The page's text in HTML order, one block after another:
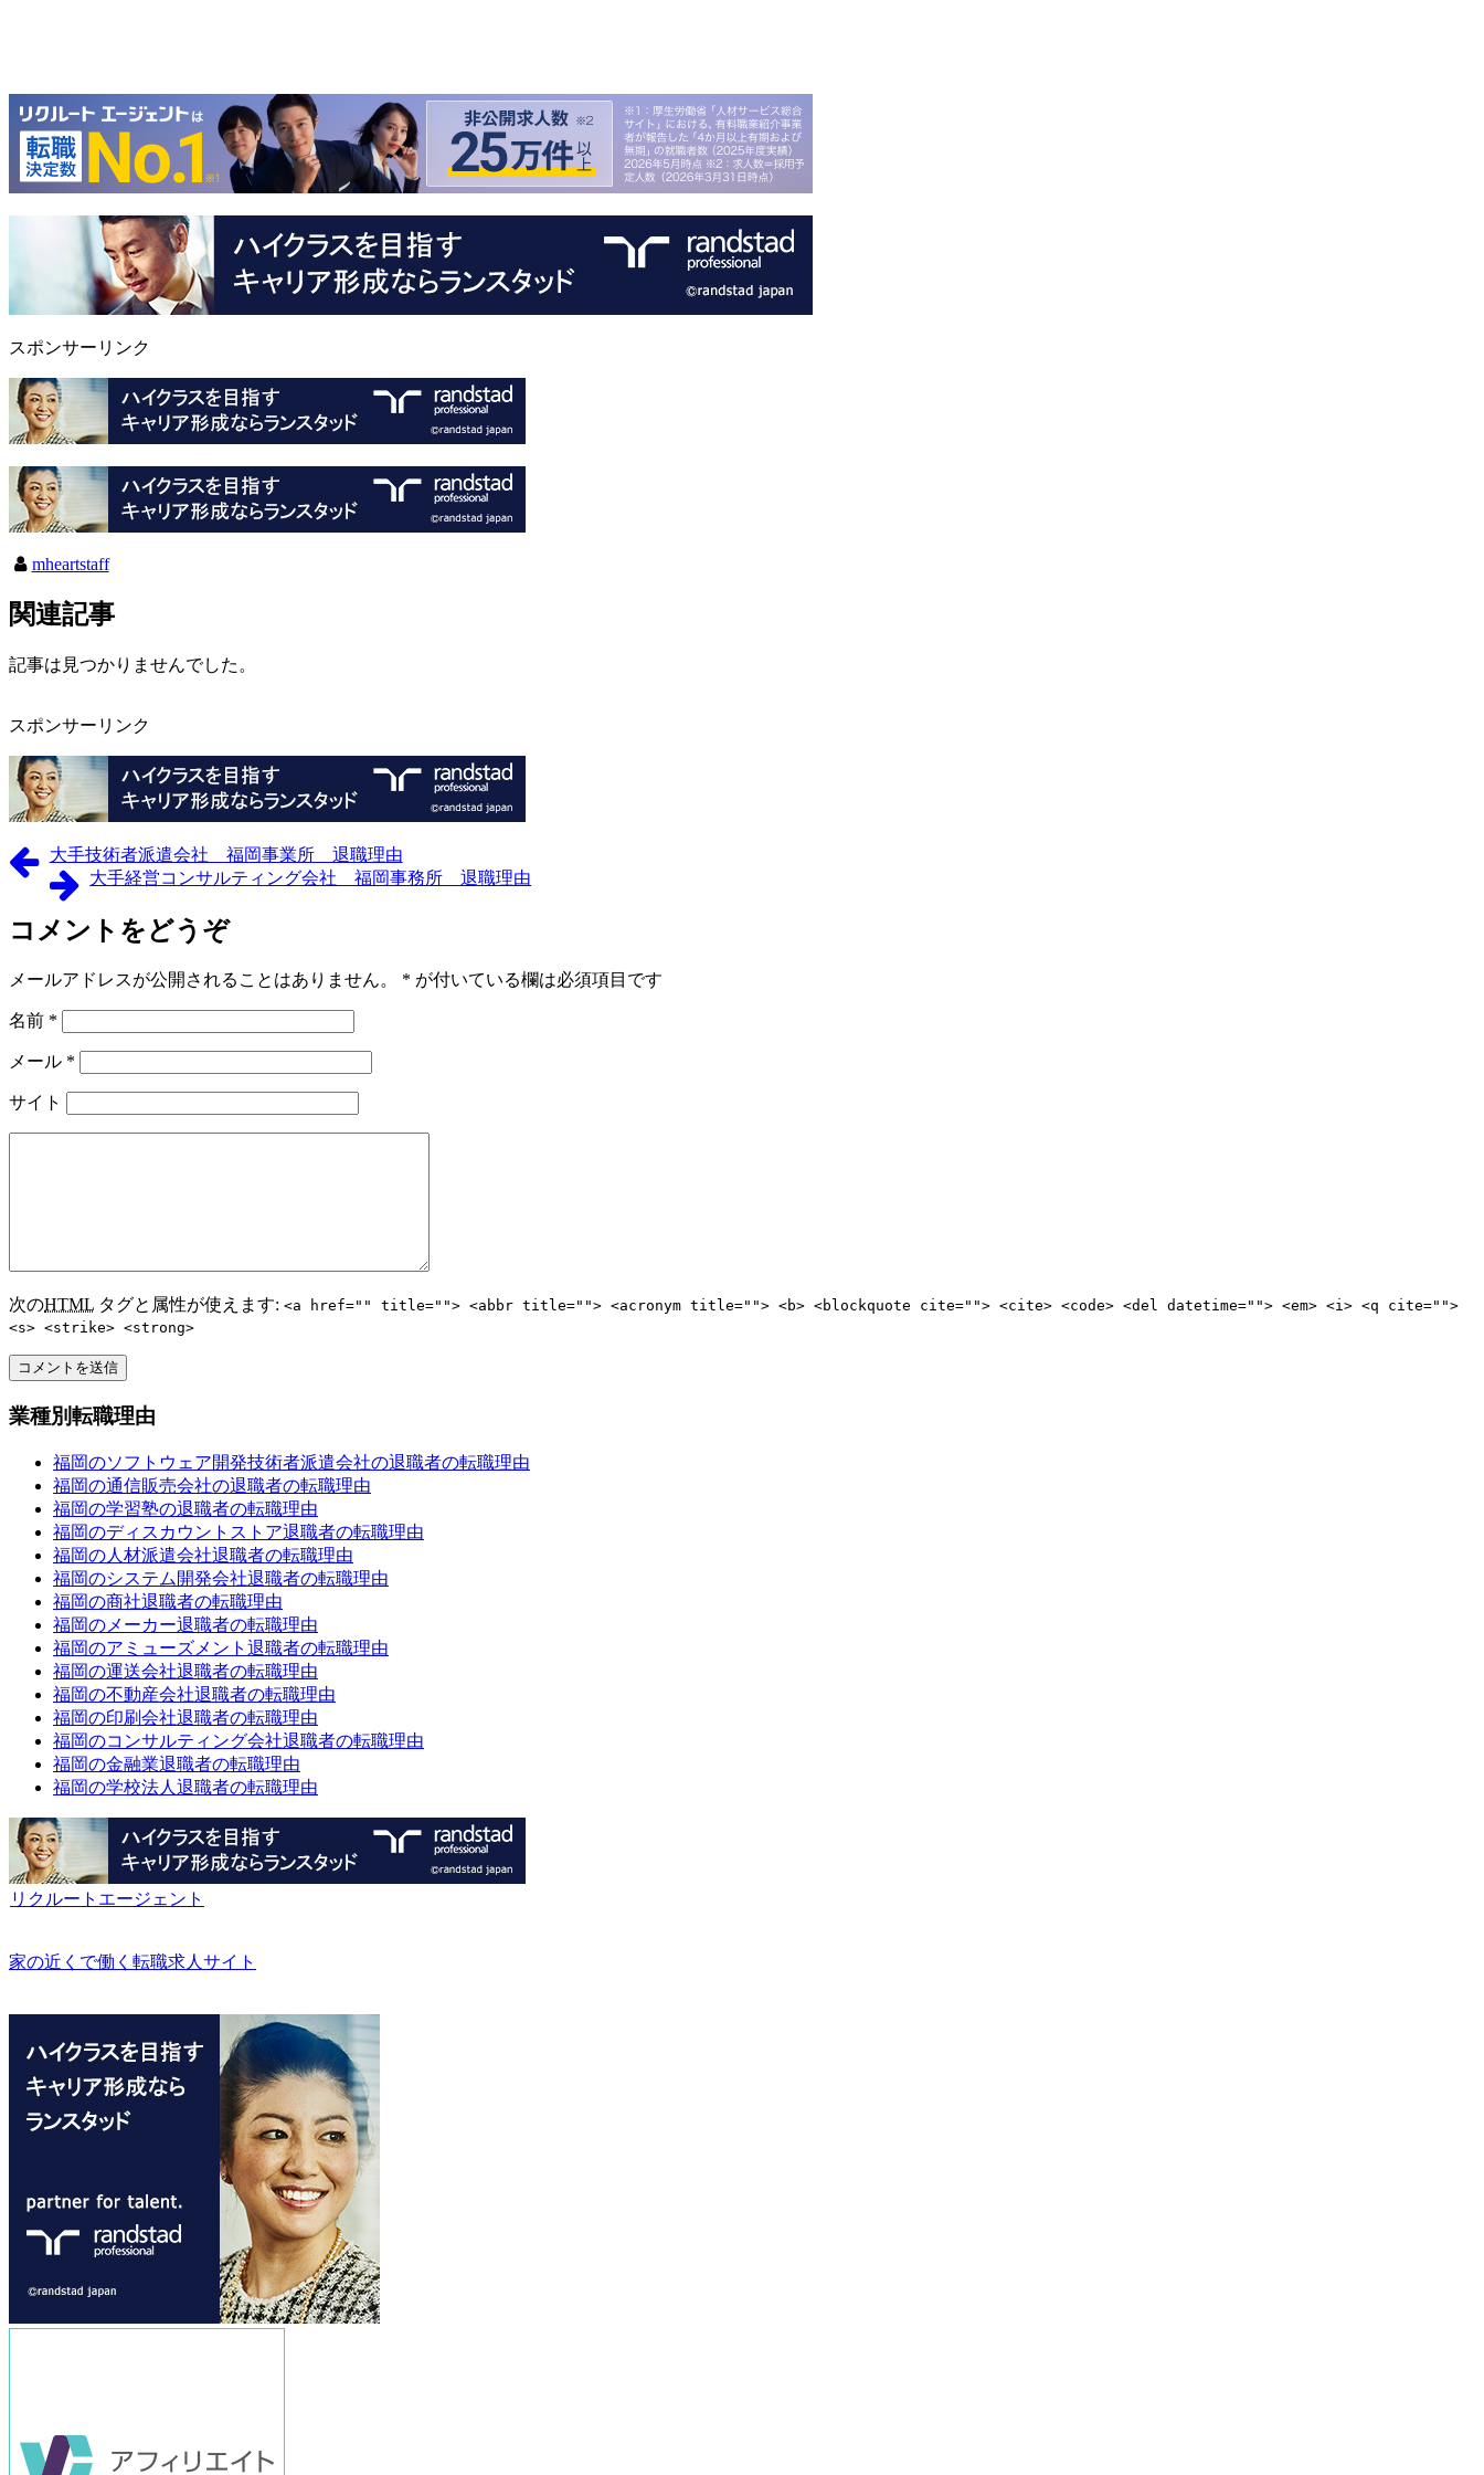
スポンサーリンク
mheartstaff
関連記事
記事は見つかりませんでした。
スポンサーリンク
大手技術者派遣会社 福岡事業所 退職理由
大手経営コンサルティング会社 福岡事務所 退職理由
コメントをどうぞ
メールアドレスが公開されることはありません。 * が付いている欄は必須項目です
名前 *
メール *
サイト
次のHTML タグと属性が使えます: <a href="" title=""> <abbr title=""> <acronym title=""> <b> <blockquote cite=""> <cite> <code> <del datetime=""> <em> <i> <q cite="">
<s> <strike> <strong>
業種別転職理由
福岡のソフトウェア開発技術者派遣会社の退職者の転職理由
福岡の通信販売会社の退職者の転職理由
福岡の学習塾の退職者の転職理由
福岡のディスカウントストア退職者の転職理由
福岡の人材派遣会社退職者の転職理由
福岡のシステム開発会社退職者の転職理由
福岡の商社退職者の転職理由
福岡のメーカー退職者の転職理由
福岡のアミューズメント退職者の転職理由
福岡の運送会社退職者の転職理由
福岡の不動産会社退職者の転職理由
福岡の印刷会社退職者の転職理由
福岡のコンサルティング会社退職者の転職理由
福岡の金融業退職者の転職理由
福岡の学校法人退職者の転職理由
リクルートエージェント
家の近くで働く転職求人サイト